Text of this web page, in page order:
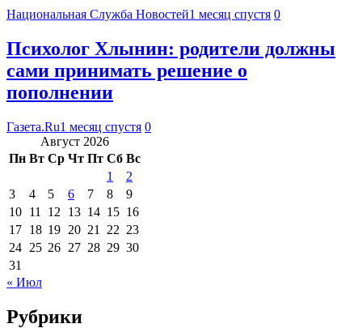
Национальная Служба Новостей1 месяц спустя 0
Психолог Хлынин: родители должны
сами принимать решение о
пополнении
Газета.Ru1 месяц спустя 0
Август 2026
Пн Вт Ср Чт Пт Сб Вс
1
2
3
4 5 6 7 8
9
10 11 12 13 14 15 16
17 18 19 20 21 22 23
24 25 26 27 28 29 30
31
« Июл
Рубрики